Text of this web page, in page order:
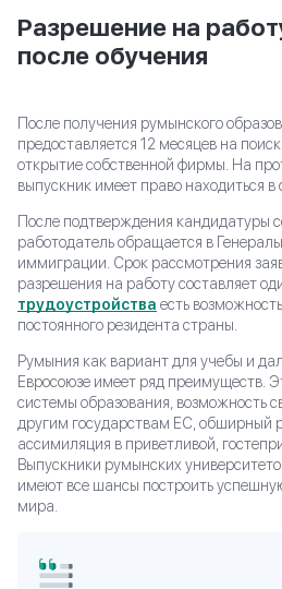
Разрешение на
после обучения
После получения румынского
предоставляется 12 месяцев на
открытие собственной фирмы. На
выпускник имеет право находиться в
После подтверждения кандидатуры
работодатель обращается в
иммиграции. Срок рассмотрения
разрешения на работу составляет
трудоустройства есть
постоянного резидента страны.
Румыния как вариант для учебы и
Евросоюзе имеет ряд преимуществ.
системы образования, возможность
другим государствам ЕС, обширный
ассимиляция в приветливой,
Выпускники румынских
имеют все шансы построить
мира.